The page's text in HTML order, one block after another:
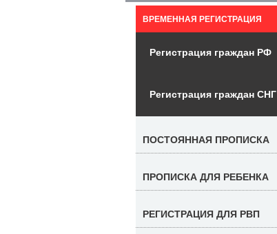
ВРЕМЕННАЯ РЕГИСТРАЦИЯ
Регистрация граждан РФ
Регистрация граждан СНГ
ПОСТОЯННАЯ ПРОПИСКА
ПРОПИСКА ДЛЯ РЕБЕНКА
РЕГИСТРАЦИЯ ДЛЯ РВП